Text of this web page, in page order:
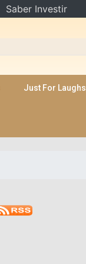
Just For Laughs
Saber Investir